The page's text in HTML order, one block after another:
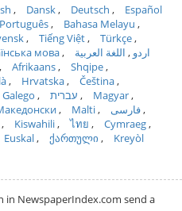
Dansk Deutsch
Español
Português
Bahasa Melayu
Tiếng Việt
Türkçe
мова اردو
اللغة العربية
Afrikaans
Shqipe
Hrvatska
Čeština
Galego עברית
Magyar
Malti
فارسی
Kiswahili ไทย
Cymraeg
Euskal ქართული
Kreyòl
in NewspaperIndex.com send a